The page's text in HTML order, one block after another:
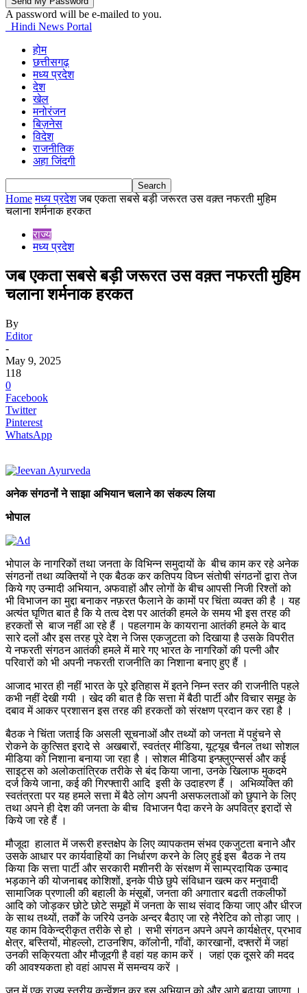
A password will be e-mailed to you.
Hindi News Portal
होम
छत्तीसगढ़
मध्य प्रदेश
देश
खेल
मनोरंजन
बिज़नेस
विदेश
राजनीतिक
अहा जिंदगी
Home मध्य प्रदेश जब एकता सबसे बड़ी जरूरत उस वक़्त नफरती मुहिम
चलाना शर्मनाक हरकत
राज्य
मध्य प्रदेश
जब एकता सबसे बड़ी जरूरत उस वक़्त नफरती मुहिम
चलाना शर्मनाक हरकत
By
Editor
-
May 9, 2025
118
0
Facebook
Twitter
Pinterest
WhatsApp
अनेक संगठनों ने साझा अभियान चलाने का संकल्प लिया
भोपाल
भोपाल के नागरिकों तथा जनता के विभिन्न समुदायों के बीच काम कर रहे अनेक
संगठनों तथा व्यक्तियों ने एक बैठक कर कतिपय विघ्न संतोषी संगठनों द्वारा तेज
किये गए उन्मादी अभियान, अफवाहों और लोगों के बीच आपसी निजी रिश्तों को
भी विभाजन का मुद्दा बनाकर नफ़रत फैलाने के कामों पर चिंता व्यक्त की है । यह
अत्यंत घृणित बात है कि ये तत्व देश पर आतंकी हमले के समय भी इस तरह की
हरकतों से बाज नहीं आ रहे हैं । पहलगाम के कायराना आतंकी हमले के बाद
सारे दलों और इस तरह पूरे देश ने जिस एकजुटता को दिखाया है उसके विपरीत
ये नफरती संगठन आतंकी हमले में मारे गए भारत के नागरिकों की पत्नी और
परिवारों को भी अपनी नफरती राजनीति का निशाना बनाए हुए हैं ।
आजाद भारत ही नहीं भारत के पूरे इतिहास में इतने निम्न स्तर की राजनीति पहले
कभी नहीं देखी गयी । खेद की बात है कि सत्ता में बैठी पार्टी और विचार समूह के
दबाव में आकर प्रशासन इस तरह की हरकतों को संरक्षण प्रदान कर रहा है ।
बैठक ने चिंता जताई कि असली सूचनाओं और तथ्यों को जनता में पहुंचने से
रोकने के कुत्सित इरादे से अखबारों, स्वतंत्र मीडिया, यूट्यूब चैनल तथा सोशल
मीडिया को निशाना बनाया जा रहा है । सोशल मीडिया इन्फ़्लुएन्सर्स और कई
साइट्स को अलोकतांत्रिक तरीके से बंद किया जाना, उनके खिलाफ मुकदमे
दर्ज किये जाना, कई की गिरफ्तारी आदि इसी के उदाहरण हैं । अभिव्यक्ति की
स्वतंत्रता पर यह हमले सत्ता में बैठे लोग अपनी असफलताओं को छुपाने के लिए
तथा अपने ही देश की जनता के बीच विभाजन पैदा करने के अपवित्र इरादों से
किये जा रहे हैं ।
मौजूदा हालात में जरूरी हस्तक्षेप के लिए व्यापकतम संभव एकजुटता बनाने और
उसके आधार पर कार्यवाहियों का निर्धारण करने के लिए हुई इस बैठक ने तय
किया कि सत्ता पार्टी और सरकारी मशीनरी के संरक्षण में साम्प्रदायिक उन्माद
भड़काने की योजनाबद्द कोशिशों, इनके पीछे छुपे संविधान खत्म कर मनुवादी
सामाजिक प्रणाली की बहाली के मंसूबों, जनता की अगातार बढती तकलीफों
आदि को जोड़कर छोटे छोटे समूहों में जनता के साथ संवाद किया जाए और धीरज
के साथ तथ्यों, तर्कों के जरिये उनके अन्दर बैठाए जा रहे नैरेटिव को तोड़ा जाए ।
यह काम विकेन्द्रीकृत तरीके से हो । सभी संगठन अपने अपने कार्यक्षेत्र, प्रभाव
क्षेत्र, बस्तियों, मोहल्लो, टाउनशिप, कॉलोनी, गाँवों, कारखानों, दफ्तरों में जहां
उनकी सक्रियता और मौजूदगी है वहां यह काम करें । जहां एक दूसरे की मदद
की आवश्यकता हो वहां आपस में समन्वय करें ।
जून में एक राज्य स्तरीय कन्वेंशन कर इस अभियान को और आगे बढाया जाएगा ।